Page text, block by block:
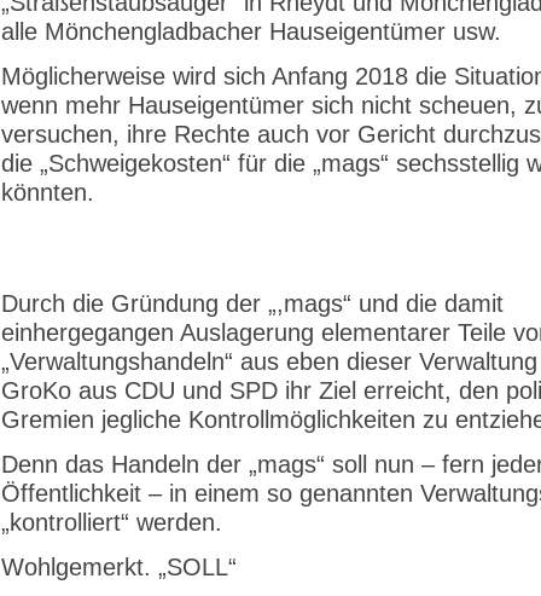
alle Mönchengladbacher Hauseigentümer usw.
Möglicherweise wird sich Anfang 2018 die
wenn mehr Hauseigentümer sich nicht scheuen,
versuchen, ihre Rechte auch vor Gericht
die „Schweigekosten“ für die „mags“ sechsstellig
könnten.
Durch die Gründung der „,mags“ und die damit
einhergegangen Auslagerung elementarer Teile
„Verwaltungshandeln“ aus eben dieser
GroKo aus CDU und SPD ihr Ziel erreicht, den
Gremien jegliche Kontrollmöglichkeiten zu
Denn das Handeln der „mags“ soll nun – fern
Öffentlichkeit – in einem so genannten
„kontrolliert“ werden.
Wohlgemerkt. „SOLL“